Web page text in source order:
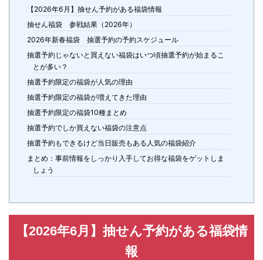
【2026年6月】抽せん予約がある福袋情報
抽せん福袋 参戦結果（2026年）
2026年新春福袋 抽選予約の予約スケジュール
抽選予約じゃないと買えない福袋はいつ頃抽選予約が始まるこ
とが多い？
抽選予約限定の福袋が人気の理由
抽選予約限定の福袋が増えてきた理由
抽選予約限定の福袋10種まとめ
抽選予約でしか買えない福袋の注意点
抽選予約もできるけど当日販売もある人気の福袋紹介
まとめ：事前情報をしっかり入手してお得な福袋をゲットしま
しょう
【2026年6月】抽せん予約がある福袋情
報